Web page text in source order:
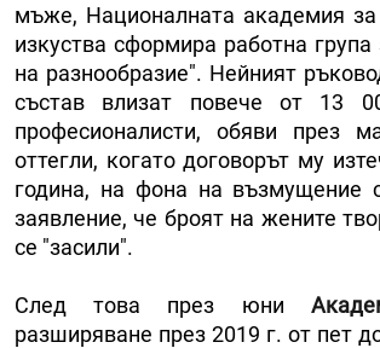
мъже, Националната академия за
изкуства сформира работна група
на разнообразие". Нейният
състав влизат повече от 13
професионалисти, обяви през
оттегли, когато договорът му
година, на фона на възмущение
заявление, че броят на жените
се "засили".
След това през юни
разширяване през 2019 г. от пет